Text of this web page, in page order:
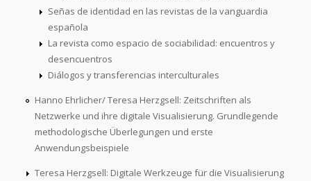
Señas de identidad en las revistas de la vanguardia
española
La revista como espacio de sociabilidad: encuentros y
desencuentros
Diálogos y transferencias interculturales
Hanno Ehrlicher/ Teresa Herzgsell: Zeitschriften als
Netzwerke und ihre digitale Visualisierung. Grundlegende
methodologische Überlegungen und erste
Anwendungsbeispiele
Teresa Herzgsell: Digitale Werkzeuge für die Visualisierung